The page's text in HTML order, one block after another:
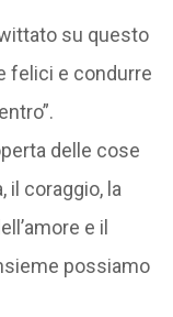
su questo
felici e condurre
delle cose
il coraggio, la
e il
possiamo